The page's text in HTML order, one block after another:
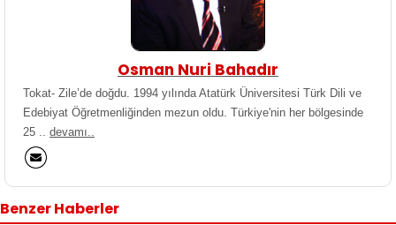
Osman Nuri Bahadır
Tokat- Zile’de doğdu. 1994 yılında Atatürk Üniversitesi Türk Dili ve
Edebiyat Öğretmenliğinden mezun oldu. Türkiye'nin her bölgesinde
25 .. devamı..
Benzer Haberler